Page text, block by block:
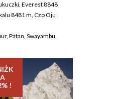
Everest 8848
8481 m, Czo Oju
Patan, Swayambu,
A
!